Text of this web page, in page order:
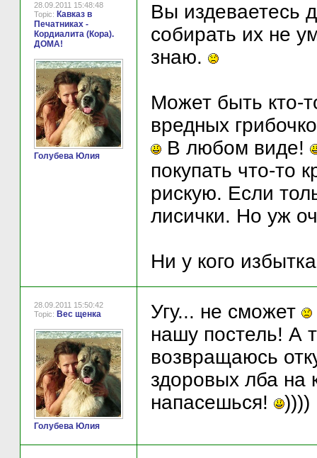
28.09.2011 15:48:48
Topic: Кавказ в
Печатниках -
Кордиалита (Кора).
ДОМА!
Голубева Юлия
Вы издеваетесь
собирать их не
знаю.
Может быть кто-
вредных
В любом виде!
покупать что-то
рискую. Если
лисички. Но уж
Ни у кого
28.09.2011 15:50:42
Topic: Вес щенка
Голубева Юлия
Угу... не сможет
нашу постель! А
возвращаюсь
здоровых лба на
напасешься!
))))